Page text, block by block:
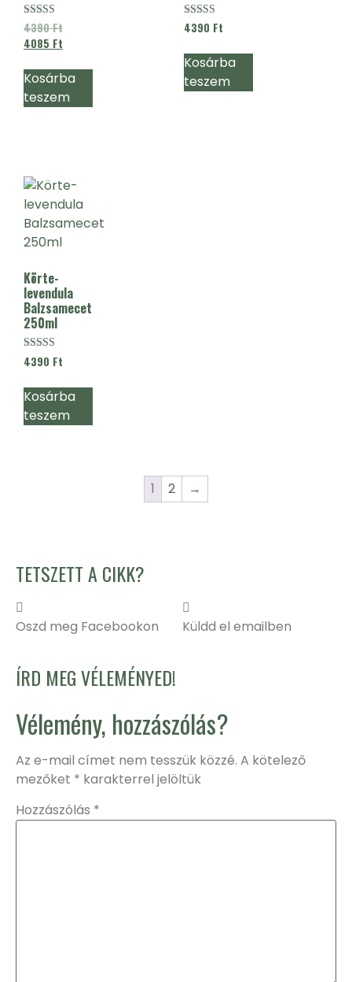
Értékelés:
4.90
/ 5
4390Ft
4085 Ft
Kosárba
teszem
Értékelés:
4.88
4390 Ft
Kosárba
teszem
Körte-
levendula
Balzsamecet
250ml
Értékelés:
5.00
4390 Ft
Kosárba
teszem
1 2 →
TETSZETT A CIKK?
Oszd meg Facebookon Küldd el emailben
ÍRD MEG VÉLEMÉNYED!
Vélemény, hozzászólás?
Az e-mail címet nem tesszük közzé. A kötelező
mezőket * karakterrel jelöltük
Hozzászólás *